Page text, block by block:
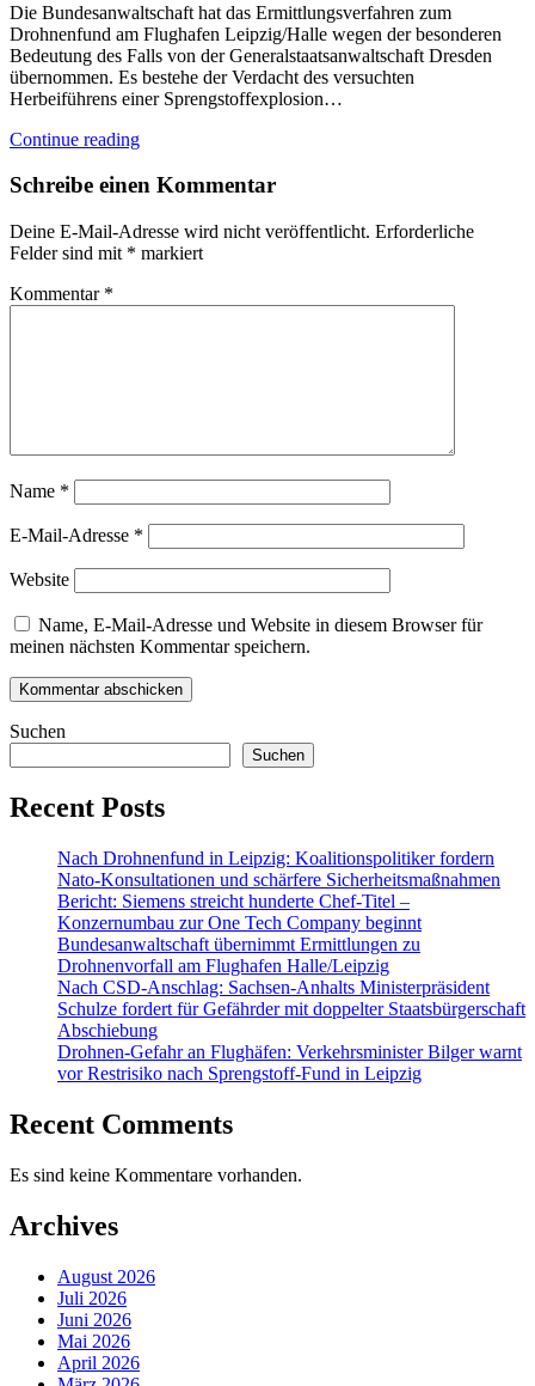
Die Bundesanwaltschaft hat das Ermittlungsverfahren zum
Drohnenfund am Flughafen Leipzig/Halle wegen der besonderen
Bedeutung des Falls von der Generalstaatsanwaltschaft Dresden
übernommen. Es bestehe der Verdacht des versuchten
Herbeiführens einer Sprengstoffexplosion…
Continue reading
Schreibe einen Kommentar
Deine E-Mail-Adresse wird nicht veröffentlicht. Erforderliche
Felder sind mit * markiert
Kommentar *
Name *
E-Mail-Adresse *
Website
Name, E-Mail-Adresse und Website in diesem Browser für
meinen nächsten Kommentar speichern.
Suchen
Suchen
Recent Posts
Nach Drohnenfund in Leipzig: Koalitionspolitiker fordern
Nato-Konsultationen und schärfere Sicherheitsmaßnahmen
Bericht: Siemens streicht hunderte Chef-Titel –
Konzernumbau zur One Tech Company beginnt
Bundesanwaltschaft übernimmt Ermittlungen zu
Drohnenvorfall am Flughafen Halle/Leipzig
Nach CSD-Anschlag: Sachsen-Anhalts Ministerpräsident
Schulze fordert für Gefährder mit doppelter Staatsbürgerschaft
Abschiebung
Drohnen-Gefahr an Flughäfen: Verkehrsminister Bilger warnt
vor Restrisiko nach Sprengstoff-Fund in Leipzig
Recent Comments
Es sind keine Kommentare vorhanden.
Archives
August 2026
Juli 2026
Juni 2026
Mai 2026
April 2026